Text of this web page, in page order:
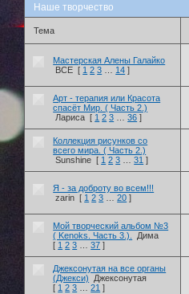
Наше творчество
Тема
Мастерская Алены Галайко
ВСЕ [ 1 2 3 14 ]
Арт - терапия или Красота
спасёт Мир. ( Часть 2.)
Лариса [ 1 2 3 36 ]
Коллекция рисунков со
всего мира. ( Часть 2.)
Sunshine [ 1 2 3 31 ]
Я - за доброту во всем!!!
zarin [ 1 2 3 20 ]
Мой творческий альбом №3
( Kenoks. Часть 3.).
Дима
[ 1 2 3 37 ]
Джексонутая на все органы
(Джекси)
Джексонутая
[ 1 2 3 21 ]